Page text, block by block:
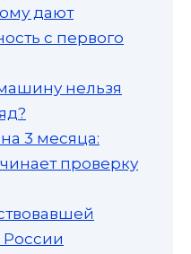
дают
с первого
нельзя
3 месяца:
проверку
России